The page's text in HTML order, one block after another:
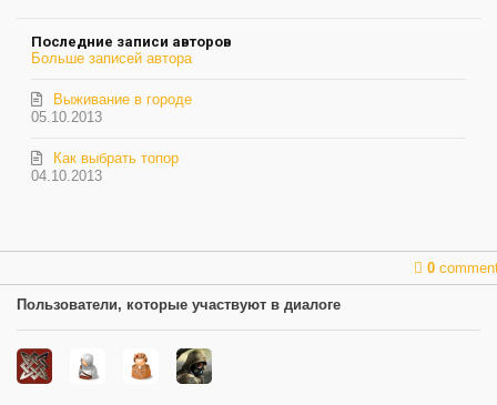
автора
Последние записи авторов
Больше записей автора
05.10.2013
Выживание в городе
04.10.2013
Как выбрать топор
0
Пользователи, которые участвуют в диалоге